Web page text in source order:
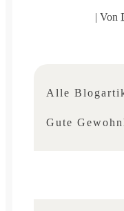
| Von
Alle
Gute